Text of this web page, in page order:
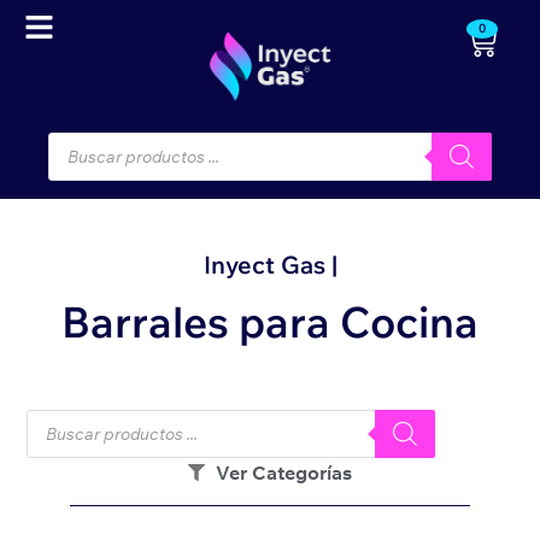
0
Inyect Gas |
Barrales para Cocina
Ver Categorías